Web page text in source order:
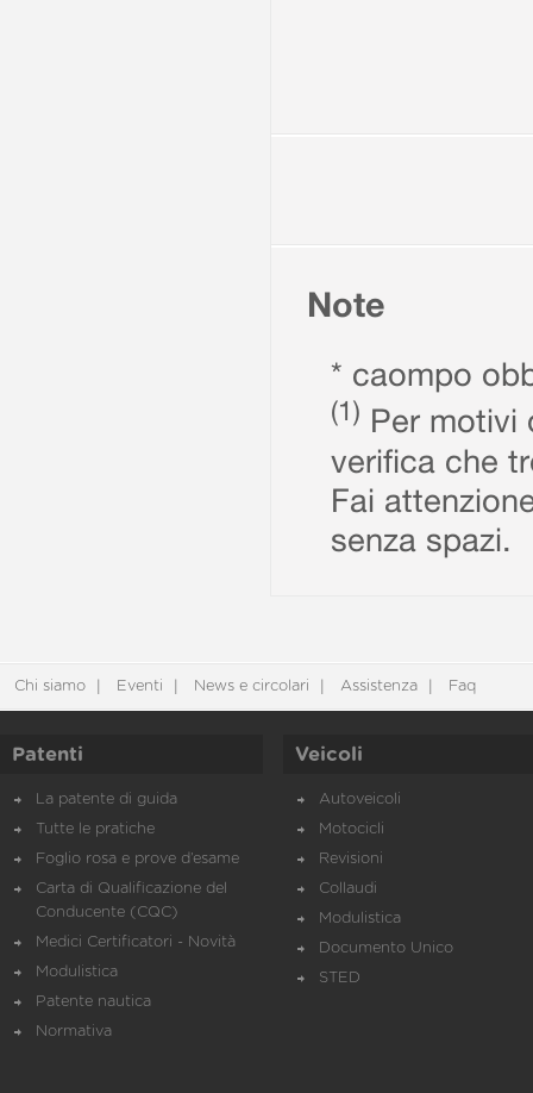
Note
* caompo
(1) Per motivi
verifica che
Fai
senza spazi.
Chi siamo Eventi News e circolari Assistenza Faq
Patenti
La patente di guida
Tutte le pratiche
Foglio rosa e prove d’esame
Carta di Qualificazione del
Conducente (CQC)
Medici Certificatori - Novità
Modulistica
Patente nautica
Normativa
Veicoli
Autoveicoli
Motocicli
Revisioni
Collaudi
Modulistica
Documento Unico
STED